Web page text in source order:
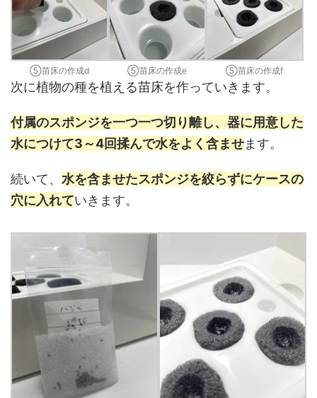
⑤苗床の作成d ⑤苗床の作成e ⑤苗床の作成f
次に植物の種を植える苗床を作っていきます。
付属のスポンジを一つ一つ切り離し、器に用意した
水につけて3～4回揉んで水をよく含ませます。
続いて、 水を含ませたスポンジを絞らずにケースの
穴に入れていきます。